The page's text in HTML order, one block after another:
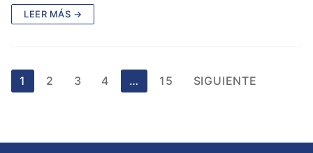
LEER MÁS →
Paginación
de
1 2 3 4 … 15 SIGUIENTE